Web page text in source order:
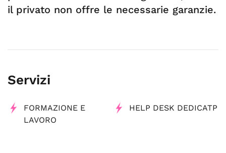
il privato non offre le necessarie garanzie.
Servizi
FORMAZIONE E
LAVORO
HELP DESK DEDICATP